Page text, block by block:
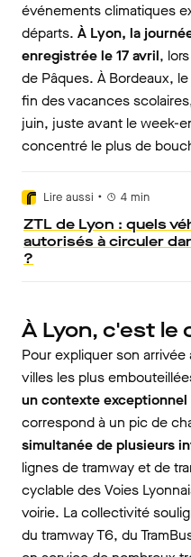
événements climatiques
départs. À Lyon, la
enregistrée le 17 avril,
de Pâques. À Bordeaux,
fin des vacances
juin, juste avant le week-
concentré le plus de
Lire aussi • 4 min
ZTL de Lyon : quels
autorisés à circuler
?
À Lyon, c'est le
Pour expliquer son
villes les plus
un contexte exceptionnel
correspond à un pic de
simultanée de plusieurs
lignes de tramway et de
cyclable des Voies
voirie. La collectivité
du tramway T6, du